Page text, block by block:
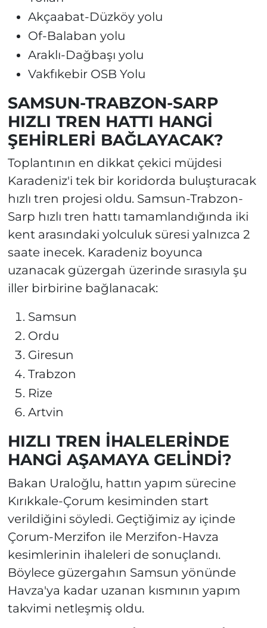
Akçaabat-Düzköy yolu
Of-Balaban yolu
Araklı-Dağbaşı yolu
Vakfıkebir OSB Yolu
SAMSUN-TRABZON-SARP
HIZLI TREN HATTI HANGİ
ŞEHİRLERİ BAĞLAYACAK?
Toplantının en dikkat çekici müjdesi
Karadeniz'i tek bir koridorda buluşturacak
hızlı tren projesi oldu. Samsun-Trabzon-
Sarp hızlı tren hattı tamamlandığında iki
kent arasındaki yolculuk süresi yalnızca 2
saate inecek. Karadeniz boyunca
uzanacak güzergah üzerinde sırasıyla şu
iller birbirine bağlanacak:
Samsun
Ordu
Giresun
Trabzon
Rize
Artvin
HIZLI TREN İHALELERİNDE
HANGİ AŞAMAYA GELİNDİ?
Bakan Uraloğlu, hattın yapım sürecine
Kırıkkale-Çorum kesiminden start
verildiğini söyledi. Geçtiğimiz ay içinde
Çorum-Merzifon ile Merzifon-Havza
kesimlerinin ihaleleri de sonuçlandı.
Böylece güzergahın Samsun yönünde
Havza'ya kadar uzanan kısmının yapım
takvimi netleşmiş oldu.